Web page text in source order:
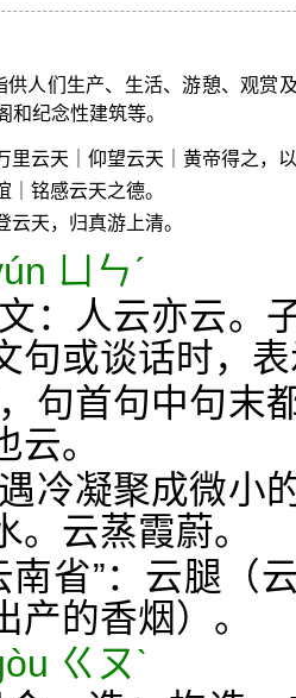
供人们生产、生活、游憩、观
和纪念性建筑等。
云天｜仰望云天｜黄帝得之，
铭感云天之德。
天，归真游上清。
ㄩㄣˊ
：人云亦云。
句或谈话时，
句首句中句末
。
冷凝聚成微小
。云蒸霞蔚。
省”：云腿（
产的香烟）。
ㄍㄡˋ